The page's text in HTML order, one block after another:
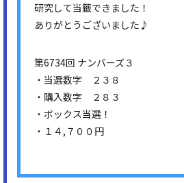
研究して当籤できました！
ありがとうございました♪
第6734回 ナンバーズ３
・当選数字 ２３８
・購入数字 ２８３
・ボックス当選！
・１４,７００円